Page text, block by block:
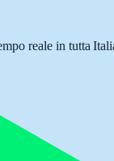
reale in tutta